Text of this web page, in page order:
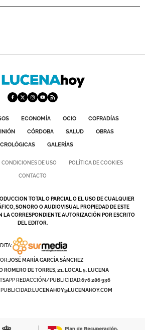
ECONOMÍA OCIO
COFRADÍAS
CÓRDOBA SALUD
OBRAS
GALERÍAS
CONDICIONES DE USO POLÍTICA DE COOKIES
CONTACTO
TOTAL O PARCIAL O EL USO DE CUALQUIER
SONORO O AUDIOVISUAL PROPIEDAD DE ESTE
LA CORRESPONDIENTE AUTORIZACIÓN POR ESCRITO
DEL EDITOR.
JOSÉ MARÍA GARCÍA SÁNCHEZ
ROMERO DE TORRES, 21. LOCAL 5. LUCENA
REDACCIÓN/PUBLICIDAD:676 286 936
LUCENAHOY@LUCENAHOY.COM